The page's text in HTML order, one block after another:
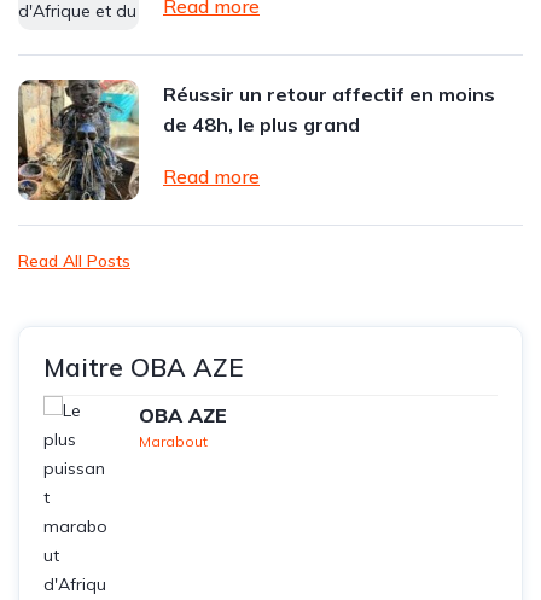
Read more
Réussir un retour affectif en moins
de 48h, le plus grand
Read more
Read All Posts
Maitre OBA AZE
OBA AZE
Marabout